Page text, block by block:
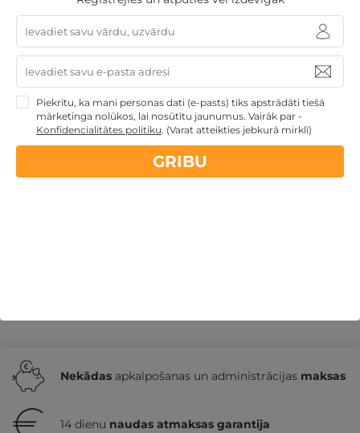
Grezna SPA atpūta MUIŽĀ ar izklaidēm DIVIEM
Sodelišku muižas lauku sēta
Nekādas apkalpošanas un administrācijas maksas
14 dienu naudas atmaksas garantija
Piekrītu, ka mani personas dati (e-pasts) tiks apstrādāti tiešā
mārketinga nolūkos, lai nosūtītu jaunumus. Vairāk par -
Konfidencialitātes politiku. (Varat atteikties jebkurā mirklī)
GRIBU